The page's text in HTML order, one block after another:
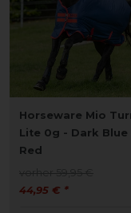
Horseware Mio
Lite 0g - Dark Blue
Red
44,95 € *